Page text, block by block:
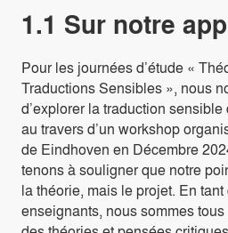
1.1 Sur notre
Pour les journées d’étude «
Traductions Sensibles », nous
d’explorer la traduction
au travers d’un workshop
de Eindhoven en Décembre
tenons à souligner que notre
la théorie, mais le projet. En
enseignants, nous sommes